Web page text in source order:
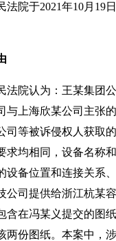
于2021年10月19日
认为：王某集团公
与上海欣某公司主张
司等被诉侵权人获取
求均相同，设备名称
设备位置和连接关系
公司提供给浙江杭某
含在冯某义提交的图
两份图纸。本案中，